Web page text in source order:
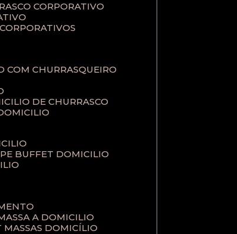
CORPORATIVO
COM CHURRASQUEIRO
DE CHURRASCO
BUFFET DOMICILIO
A DOMICILIO
MASSAS DOMICÍLIO